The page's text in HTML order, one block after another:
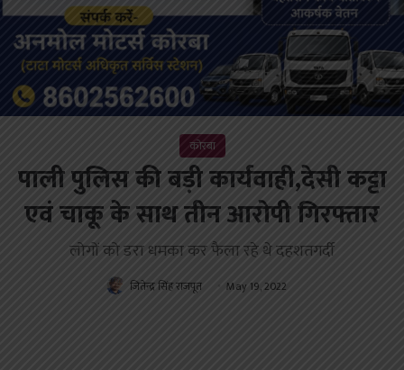
कोरबा
पाली पुलिस की बड़ी कार्यवाही,देसी कट्टा
एवं चाकू के साथ तीन आरोपी गिरफ्तार
लोगों को डरा धमका कर फैला रहे थे दहशतगर्दी
जितेन्द्र सिंह राजपूत May 19, 2022